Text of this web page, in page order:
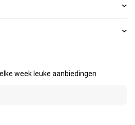
week leuke aanbiedingen